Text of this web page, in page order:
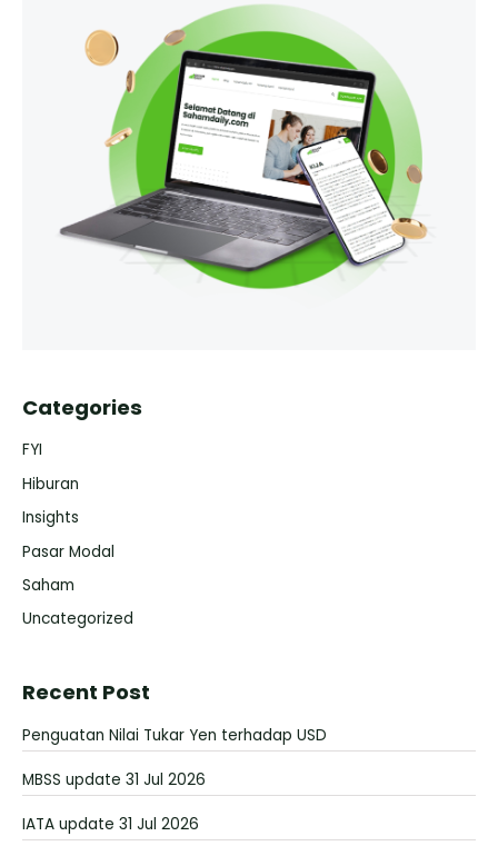
Categories
FYI
Hiburan
Insights
Pasar Modal
Saham
Uncategorized
Recent Post
Penguatan Nilai Tukar Yen terhadap USD
MBSS update 31 Jul 2026
IATA update 31 Jul 2026